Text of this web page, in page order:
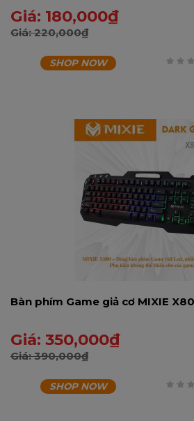
Giá: 180,000₫
Giá:220,000₫
SHOP NOW
Bàn phím Game giả cơ MIXIE
Giá: 350,000₫
Giá:390,000₫
SHOP NOW